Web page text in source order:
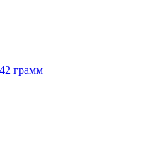
грамм